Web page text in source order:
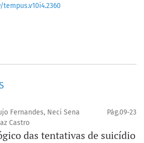
Fernandes, Neci Sena
Castro
Pág.09-23
das tentativas de suicídio